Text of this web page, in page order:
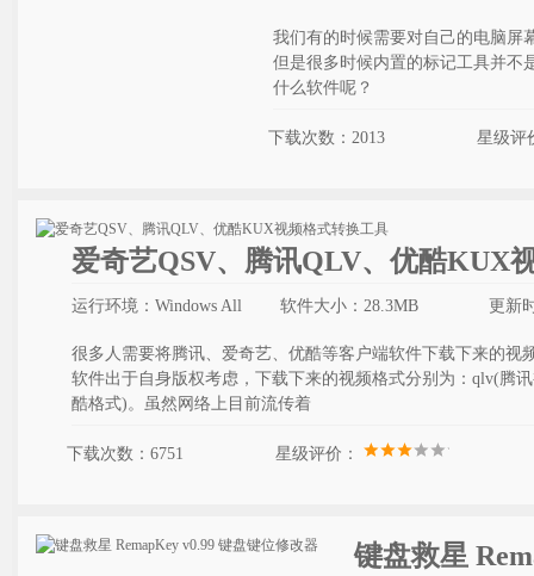
我们有的时候需要对自己的电脑屏
但是很多时候内置的标记工具并不
什么软件呢？
下载次数：2013 星级评
爱奇艺QSV、腾讯QLV、优酷KUX
运行环境：Windows All 软件大小：28.3MB 更新
很多人需要将腾讯、爱奇艺、优酷等客户端软件下载下来的视
软件出于自身版权考虑，下载下来的视频格式分别为：qlv(腾
酷格式)。虽然网络上目前流传着
下载次数：6751 星级评价：
键盘救星